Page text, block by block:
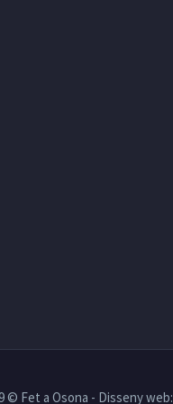
© Fet a Osona - Disseny web: